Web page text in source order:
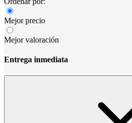
Mejor precio
Mejor valoración
Entrega inmediata